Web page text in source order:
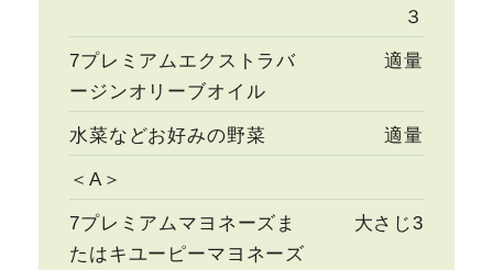
３
7プレミアムエクストラバ
ージンオリーブオイル
適量
水菜などお好みの野菜 適量
＜A＞
7プレミアムマヨネーズま
たはキユーピーマヨネーズ
大さじ3